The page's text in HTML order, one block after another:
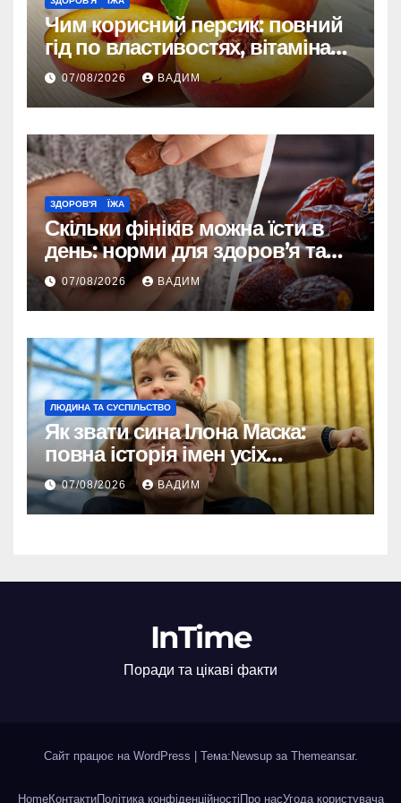
Чим корисний персик: повний
гід по властивостях, вітамінах і
впливі на організм
07/08/2026 ВАДИМ
ЗДОРОВ'Я ЇЖА
Скільки фініків можна їсти в
день: норми для здоров’я та
енергії
07/08/2026 ВАДИМ
ЛЮДИНА ТА СУСПІЛЬСТВО
Як звати сина Ілона Маска:
повна історія імен усіх
хлопчиків мільярдера
07/08/2026 ВАДИМ
InTime
Поради та цікаві факти
Сайт працює на WordPress Тема:Newsup за Themeansar.
HomeКонтактиПолітика конфіденційності Про насУгода користувача